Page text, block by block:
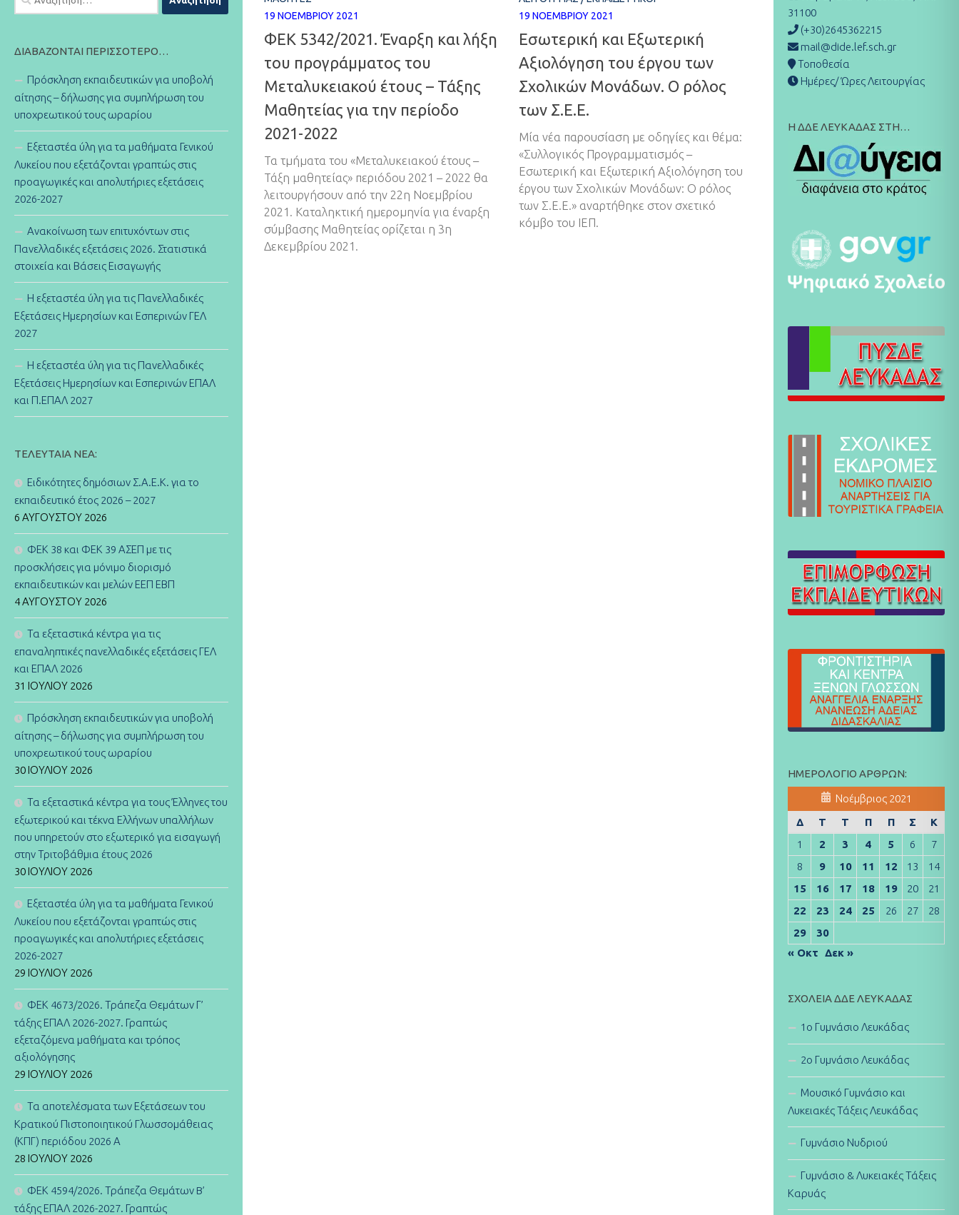
19 ΝΟΕΜΒΡΊΟΥ 2021
ΦΕΚ 5342/2021. Έναρξη και λήξη
του προγράμματος του
Μεταλυκειακού έτους – Τάξης
Μαθητείας για την περίοδο
2021-2022
Τα τμήματα του «Μεταλυκειακού έτους –
Τάξη μαθητείας» περιόδου 2021 – 2022 θα
λειτουργήσουν από την 22η Νοεμβρίου
2021. Καταληκτική ημερομηνία για έναρξη
σύμβασης Μαθητείας ορίζεται η 3η
Δεκεμβρίου 2021.
19 ΝΟΕΜΒΡΊΟΥ 2021
Εσωτερική και Εξωτερική
Αξιολόγηση του έργου των
Σχολικών Μονάδων. Ο ρόλος
των Σ.Ε.Ε.
Μία νέα παρουσίαση με οδηγίες και θέμα:
«Συλλογικός Προγραμματισμός –
Εσωτερική και Εξωτερική Αξιολόγηση του
έργου των Σχολικών Μονάδων: Ο ρόλος
των Σ.Ε.Ε.» αναρτήθηκε στον σχετικό
κόμβο του ΙΕΠ.
για:
ΔΙΑΒΆΖΟΝΤΑΙ ΠΕΡΙΣΣΌΤΕΡΟ…
Πρόσκληση εκπαιδευτικών για υποβολή
αίτησης – δήλωσης για συμπλήρωση του
υποχρεωτικού τους ωραρίου
Εξεταστέα ύλη για τα μαθήματα Γενικού
Λυκείου που εξετάζονται γραπτώς στις
προαγωγικές και απολυτήριες εξετάσεις
2026-2027
Ανακοίνωση των επιτυχόντων στις
Πανελλαδικές εξετάσεις 2026. Στατιστικά
στοιχεία και Βάσεις Εισαγωγής
Η εξεταστέα ύλη για τις Πανελλαδικές
Εξετάσεις Ημερησίων και Εσπερινών ΓΕΛ
2027
Η εξεταστέα ύλη για τις Πανελλαδικές
Εξετάσεις Ημερησίων και Εσπερινών ΕΠΑΛ
και Π.ΕΠΑΛ 2027
ΤΕΛΕΥΤΑΊΑ ΝΈΑ:
Ειδικότητες δημόσιων Σ.Α.Ε.Κ. για το
εκπαιδευτικό έτος 2026 – 2027
6 ΑΥΓΟΎΣΤΟΥ 2026
ΦΕΚ 38 και ΦΕΚ 39 ΑΣΕΠ με τις
προσκλήσεις για μόνιμο διορισμό
εκπαιδευτικών και μελών ΕΕΠ ΕΒΠ
4 ΑΥΓΟΎΣΤΟΥ 2026
Τα εξεταστικά κέντρα για τις
επαναληπτικές πανελλαδικές εξετάσεις ΓΕΛ
και ΕΠΑΛ 2026
31 ΙΟΥΛΊΟΥ 2026
Πρόσκληση εκπαιδευτικών για υποβολή
αίτησης – δήλωσης για συμπλήρωση του
υποχρεωτικού τους ωραρίου
30 ΙΟΥΛΊΟΥ 2026
Τα εξεταστικά κέντρα για τους Έλληνες του
εξωτερικού και τέκνα Ελλήνων υπαλλήλων
που υπηρετούν στο εξωτερικό για εισαγωγή
στην Τριτοβάθμια έτους 2026
30 ΙΟΥΛΊΟΥ 2026
Εξεταστέα ύλη για τα μαθήματα Γενικού
Λυκείου που εξετάζονται γραπτώς στις
προαγωγικές και απολυτήριες εξετάσεις
2026-2027
29 ΙΟΥΛΊΟΥ 2026
ΦΕΚ 4673/2026. Τράπεζα Θεμάτων Γ’
τάξης ΕΠΑΛ 2026-2027. Γραπτώς
εξεταζόμενα μαθήματα και τρόπος
αξιολόγησης
29 ΙΟΥΛΊΟΥ 2026
Τα αποτελέσματα των Εξετάσεων του
Κρατικού Πιστοποιητικού Γλωσσομάθειας
(ΚΠΓ) περιόδου 2026 Α
28 ΙΟΥΛΊΟΥ 2026
ΦΕΚ 4594/2026. Τράπεζα Θεμάτων B’
τάξης ΕΠΑΛ 2026-2027. Γραπτώς
31100
(+30)2645362215
mail@dide.lef.sch.gr
Τοποθεσία
Ημέρες/ Ώρες Λειτουργίας
Η ΔΔΕ ΛΕΥΚΑΔΑΣ ΣΤΗ…
ΗΜΕΡΟΛΌΓΙΟ ΆΡΘΡΩΝ:
Νοέμβριος 2021
Δ
Τ Τ Π Π Σ
Κ
1
2 3 4 5 6
7
8
9 10 11 12 13
14
15
16 17 18 19 20
21
22
23 24 25 26 27
28
29
30
« Οκτ Δεκ »
ΣΧΟΛΕΊΑ ΔΔΕ ΛΕΥΚΆΔΑΣ
1ο Γυμνάσιο Λευκάδας
2ο Γυμνάσιο Λευκάδας
Μουσικό Γυμνάσιο και
Λυκειακές Τάξεις Λευκάδας
Γυμνάσιο Νυδριού
Γυμνάσιο & Λυκειακές Τάξεις
Καρυάς